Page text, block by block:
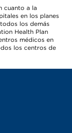
cuanto a la
en los planes
los demás
Health Plan
médicos en
los centros de